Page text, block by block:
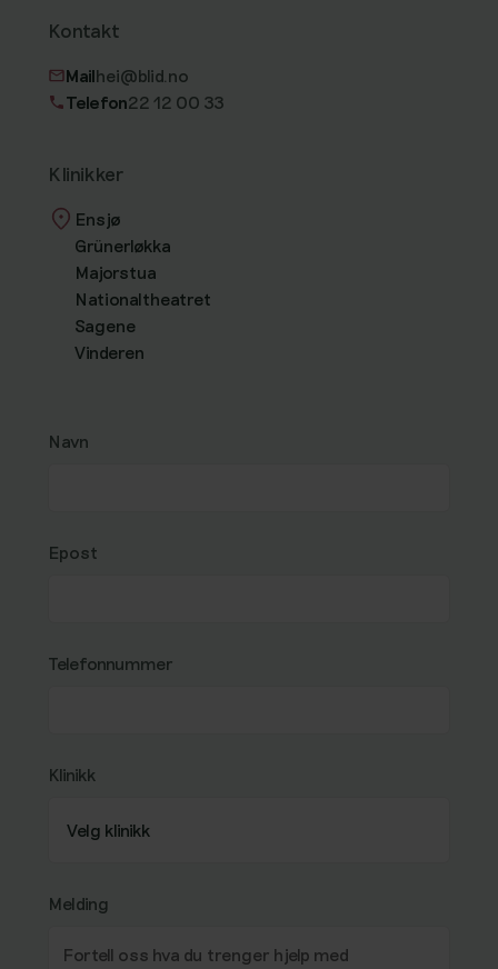
Kontakt
Mailhei@blid.no
Telefon22 12 00 33
Klinikker
Ensjø
Grünerløkka
Majorstua
Nationaltheatret
Sagene
Vinderen
Navn
Epost
Telefonnummer
Klinikk
Melding